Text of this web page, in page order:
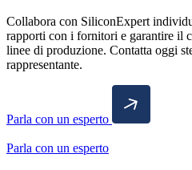
Collabora con SiliconExpert
rapporti con i fornitori e garantire il
linee di produzione. Contatta oggi
rappresentante.
Parla con un esperto
Parla con un esperto